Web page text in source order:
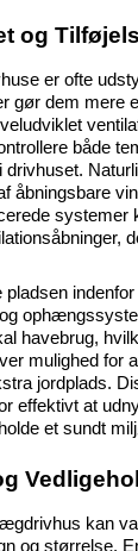
og
er ofte
gør dem mere
både
drivhuset.
åbningsbare
systemer
pladsen
havebrug,
mulighed for
jordplads.
effektivt at
et sundt
kan
og størrelse.